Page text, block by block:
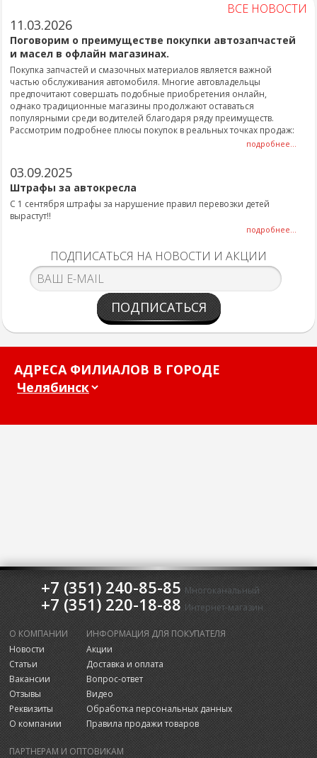
ВСЕ НОВОСТИ
11.03.2026
Поговорим о преимуществе покупки автозапчастей
и масел в офлайн магазинах.
Покупка запчастей и смазочных материалов является важной
частью обслуживания автомобиля. Многие автовладельцы
предпочитают совершать подобные приобретения онлайн,
однако традиционные магазины продолжают оставаться
популярными среди водителей благодаря ряду преимуществ.
Рассмотрим подробнее плюсы покупок в реальных точках продаж:
подробнее...
03.09.2025
Штрафы за автокресла
С 1 сентября штрафы за нарушение правил перевозки детей
вырастут!!
подробнее...
ПОДПИСАТЬСЯ НА НОВОСТИ И АКЦИИ
ПОДПИСАТЬСЯ
АДРЕСА ФИЛИАЛОВ В ГОРОДЕ
+7 (351) 240-85-85 Многоканальный
+7 (351) 220-18-88 Интернет-магазин
О КОМПАНИИ
Новости
Статьи
Вакансии
Отзывы
Реквизиты
О компании
ИНФОРМАЦИЯ ДЛЯ ПОКУПАТЕЛЯ
Акции
Доставка и оплата
Вопрос-ответ
Видео
Обработка персональных данных
Правила продажи товаров
ПАРТНЕРАМ И ОПТОВИКАМ